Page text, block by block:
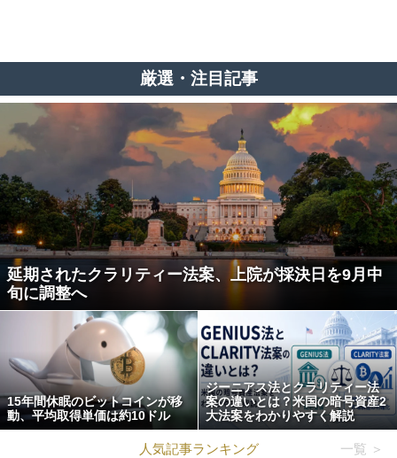
厳選・注目記事
延期されたクラリティー法案、上院が採決日を9月中
旬に調整へ
15年間休眠のビットコインが移
動、平均取得単価は約10ドル
ジーニアス法とクラリティー法
案の違いとは？米国の暗号資産2
大法案をわかりやすく解説
人気記事ランキング 一覧 ＞